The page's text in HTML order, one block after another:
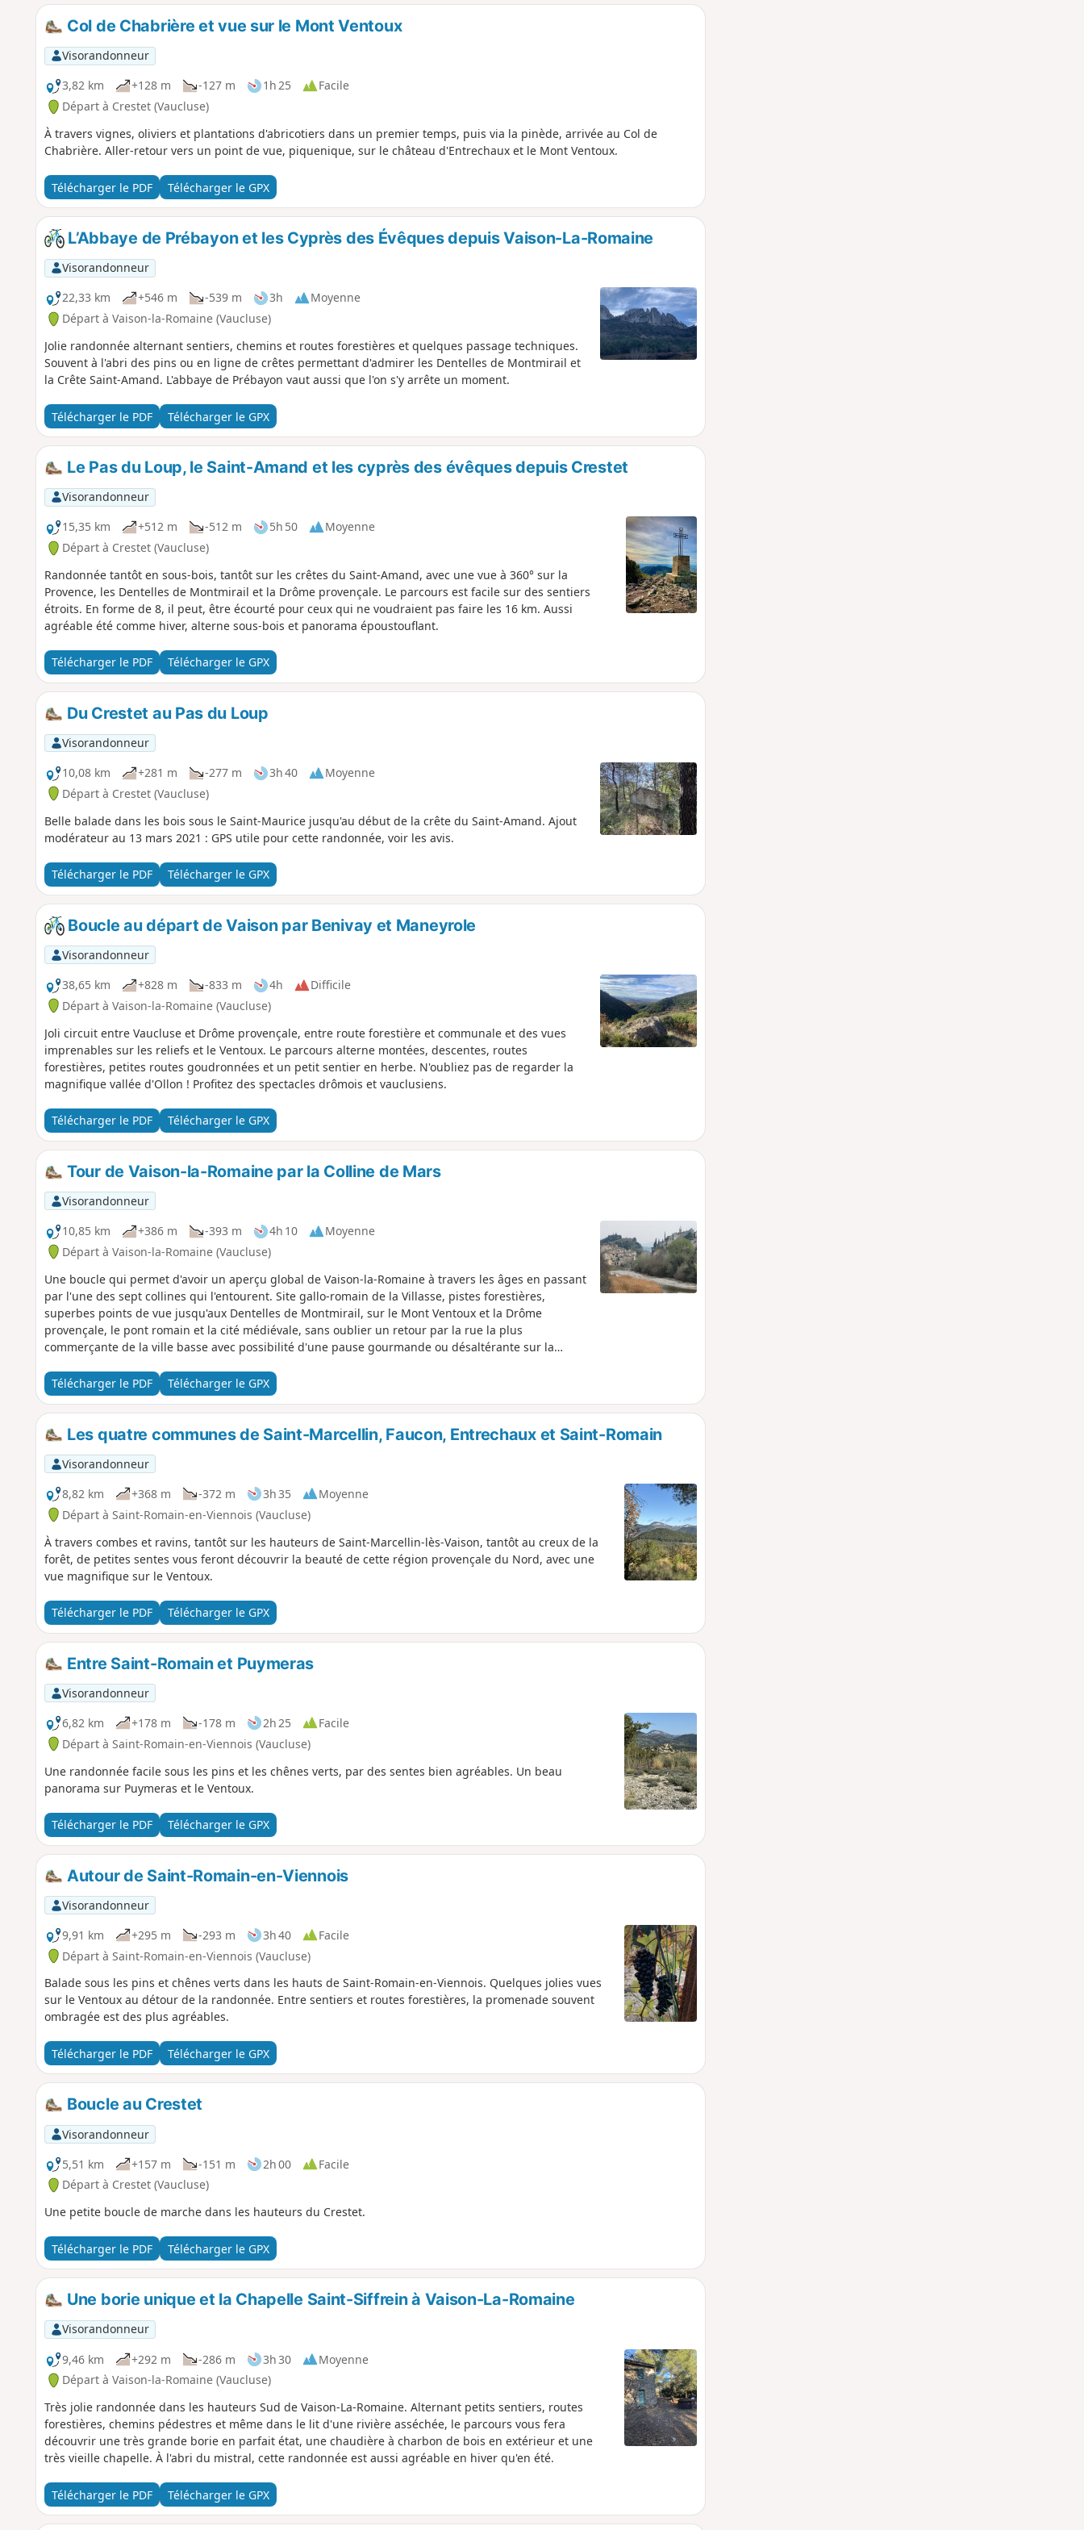
Col de Chabrière et vue sur le Mont Ventoux
Visorandonneur
3,82 km
+128 m -127 m 1h 25
Facile
Départ à Crestet (Vaucluse)
À travers vignes, oliviers et plantations d'abricotiers dans un premier temps, puis via la pinède, arrivée au Col de
Chabrière. Aller-retour vers un point de vue, piquenique, sur le château d'Entrechaux et le Mont Ventoux.
Télécharger le PDF Télécharger le GPX
L’Abbaye de Prébayon et les Cyprès des Évêques depuis Vaison-La-Romaine
Visorandonneur
22,33 km
+546 m -539 m 3h
Moyenne
Départ à Vaison-la-Romaine (Vaucluse)
Jolie randonnée alternant sentiers, chemins et routes forestières et quelques passage techniques.
Souvent à l'abri des pins ou en ligne de crêtes permettant d'admirer les Dentelles de Montmirail et
la Crête Saint-Amand. L'abbaye de Prébayon vaut aussi que l'on s'y arrête un moment.
Télécharger le PDF Télécharger le GPX
Le Pas du Loup, le Saint-Amand et les cyprès des évêques depuis Crestet
Visorandonneur
15,35 km
+512 m -512 m 5h 50
Moyenne
Départ à Crestet (Vaucluse)
Randonnée tantôt en sous-bois, tantôt sur les crêtes du Saint-Amand, avec une vue à 360° sur la
Provence, les Dentelles de Montmirail et la Drôme provençale. Le parcours est facile sur des sentiers
étroits. En forme de 8, il peut, être écourté pour ceux qui ne voudraient pas faire les 16 km. Aussi
agréable été comme hiver, alterne sous-bois et panorama époustouflant.
Télécharger le PDF Télécharger le GPX
Du Crestet au Pas du Loup
Visorandonneur
10,08 km
+281 m -277 m 3h 40
Moyenne
Départ à Crestet (Vaucluse)
Belle balade dans les bois sous le Saint-Maurice jusqu'au début de la crête du Saint-Amand. Ajout
modérateur au 13 mars 2021 : GPS utile pour cette randonnée, voir les avis.
Télécharger le PDF Télécharger le GPX
Boucle au départ de Vaison par Benivay et Maneyrole
Visorandonneur
38,65 km
+828 m -833 m 4h
Difficile
Départ à Vaison-la-Romaine (Vaucluse)
Joli circuit entre Vaucluse et Drôme provençale, entre route forestière et communale et des vues
imprenables sur les reliefs et le Ventoux. Le parcours alterne montées, descentes, routes
forestières, petites routes goudronnées et un petit sentier en herbe. N'oubliez pas de regarder la
magnifique vallée d'Ollon ! Profitez des spectacles drômois et vauclusiens.
Télécharger le PDF Télécharger le GPX
Tour de Vaison-la-Romaine par la Colline de Mars
Visorandonneur
10,85 km
+386 m -393 m 4h 10
Moyenne
Départ à Vaison-la-Romaine (Vaucluse)
Une boucle qui permet d'avoir un aperçu global de Vaison-la-Romaine à travers les âges en passant
par l'une des sept collines qui l'entourent. Site gallo-romain de la Villasse, pistes forestières,
superbes points de vue jusqu'aux Dentelles de Montmirail, sur le Mont Ventoux et la Drôme
provençale, le pont romain et la cité médiévale, sans oublier un retour par la rue la plus
commerçante de la ville basse avec possibilité d'une pause gourmande ou désaltérante sur la
Télécharger le PDF
Télécharger le GPX
Les quatre communes de Saint-Marcellin, Faucon, Entrechaux et Saint-Romain
Visorandonneur
8,82 km
+368 m -372 m 3h 35
Moyenne
Départ à Saint-Romain-en-Viennois (Vaucluse)
À travers combes et ravins, tantôt sur les hauteurs de Saint-Marcellin-lès-Vaison, tantôt au creux de la
forêt, de petites sentes vous feront découvrir la beauté de cette région provençale du Nord, avec une
vue magnifique sur le Ventoux.
Télécharger le PDF Télécharger le GPX
Entre Saint-Romain et Puymeras
Visorandonneur
6,82 km
+178 m -178 m 2h 25
Facile
Départ à Saint-Romain-en-Viennois (Vaucluse)
Une randonnée facile sous les pins et les chênes verts, par des sentes bien agréables. Un beau
panorama sur Puymeras et le Ventoux.
Télécharger le PDF Télécharger le GPX
Autour de Saint-Romain-en-Viennois
Visorandonneur
9,91 km
+295 m -293 m 3h 40
Facile
Départ à Saint-Romain-en-Viennois (Vaucluse)
Balade sous les pins et chênes verts dans les hauts de Saint-Romain-en-Viennois. Quelques jolies vues
sur le Ventoux au détour de la randonnée. Entre sentiers et routes forestières, la promenade souvent
ombragée est des plus agréables.
Télécharger le PDF Télécharger le GPX
Boucle au Crestet
Visorandonneur
5,51 km
+157 m -151 m 2h 00
Facile
Départ à Crestet (Vaucluse)
Une petite boucle de marche dans les hauteurs du Crestet.
Télécharger le PDF Télécharger le GPX
Une borie unique et la Chapelle Saint-Siffrein à Vaison-La-Romaine
Visorandonneur
9,46 km
+292 m -286 m 3h 30
Moyenne
Départ à Vaison-la-Romaine (Vaucluse)
Très jolie randonnée dans les hauteurs Sud de Vaison-La-Romaine. Alternant petits sentiers, routes
forestières, chemins pédestres et même dans le lit d'une rivière asséchée, le parcours vous fera
découvrir une très grande borie en parfait état, une chaudière à charbon de bois en extérieur et une
très vieille chapelle. À l'abri du mistral, cette randonnée est aussi agréable en hiver qu'en été.
Télécharger le PDF Télécharger le GPX